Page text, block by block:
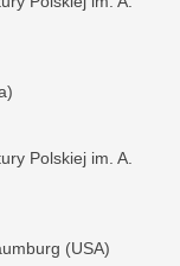
Polskiej im. A.
(USA)